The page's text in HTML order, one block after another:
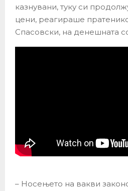
казнувани, туку си
цени, реагираше
Спасовски, на денешната
– Носењето на вакви